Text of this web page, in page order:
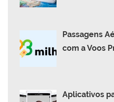
Passagens
com a Voos
Aplicativos